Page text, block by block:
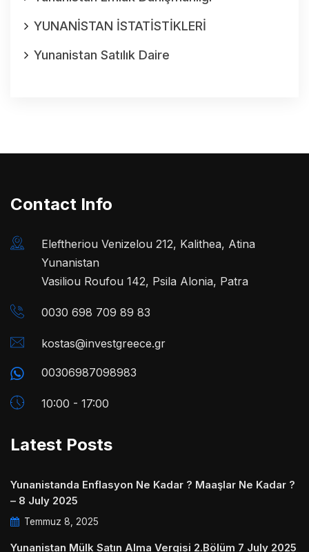
YUNANİSTAN İSTATİSTİKLERİ
Yunanistan Satılık Daire
Contact Info
Eleftheriou Venizelou 212, Kalithea, Atina
Yunanistan
Vasiliou Roufou 142, Psila Alonia, Patra
0030 698 709 89 83
kostas@investgreece.gr
00306987098983
10:00 - 17:00
Latest Posts
Yunanistanda Enflasyon Ne Kadar ? Maaşlar Ne Kadar ?
– 8 July 2025
Temmuz 8, 2025
Yunanistan Mülk Satın Alma Vergisi 2.Bölüm 7 July 2025